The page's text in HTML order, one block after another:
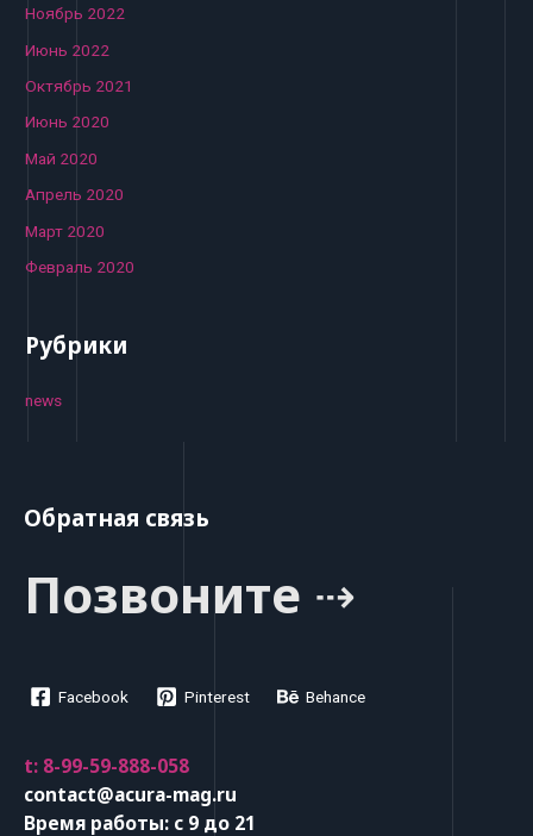
Ноябрь 2022
Июнь 2022
Октябрь 2021
Июнь 2020
Май 2020
Апрель 2020
Март 2020
Февраль 2020
Рубрики
news
Обратная связь
Позвоните ⇢
Facebook Pinterest Behance
t: 8-99-59-888-058
contact@acura-mag.ru
Время работы: с 9 до 21